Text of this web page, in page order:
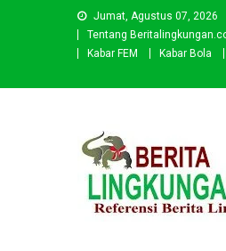
Jumat, Agustus 07, 2026
Tentang
Kabar FEM
Kabar Bola